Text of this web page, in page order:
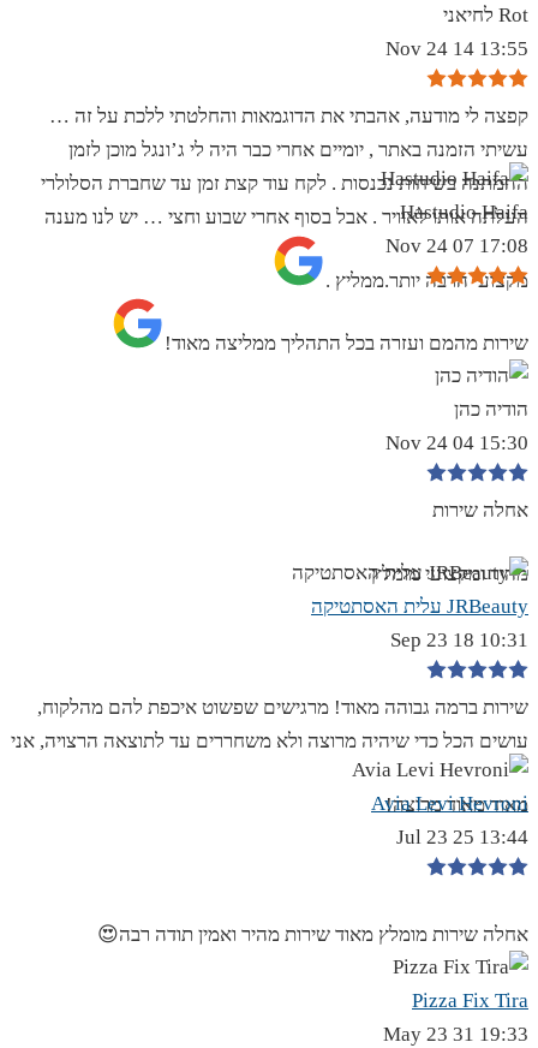
Rot לחיאני
13:55 14 Nov 24
קפצה לי מודעה, אהבתי את הדוגמאות והחלטתי ללכת על זה …
עשיתי הזמנה באתר , יומיים אחרי כבר היה לי ג’ונגל מוכן לזמן
ההמתנה בשיחות נכנסות . לקח עוד קצת זמן עד שחברת הסלולרי
העלתה אותו לאוויר . אבל בסוף אחרי שבוע וחצי … יש לנו מענה
מקצועי הרבה יותר.ממליץ .
Hastudio Haifa
17:08 07 Nov 24
שירות מהמם ועזרה בכל התהליך ממליצה מאוד!
הודיה כהן
15:30 04 Nov 24
אחלה שירות
מהיר ומקצועי מומלץ
JRBeauty עלית האסתטיקה
10:31 18 Sep 23
שירות ברמה גבוהה מאוד! מרגישים שפשוט איכפת להם מהלקוח,
עושים הכל כדי שיהיה מרוצה ולא משחררים עד לתוצאה הרצויה, אני
מאוד מאוד מרוצה!
Avia Levi Hevroni
13:44 25 Jul 23
אחלה שירות מומלץ מאוד שירות מהיר ואמין תודה רבה😍
Pizza Fix Tira
19:33 31 May 23